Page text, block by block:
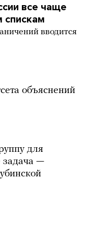
все чаще
спискам
вводится
объяснений
для
задача —